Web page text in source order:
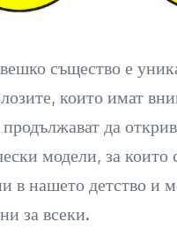
същество е
които имат
да
модели, за които
в нашето детство и
за всеки.